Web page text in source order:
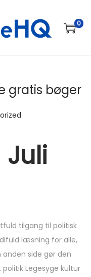
0
gratis bøger
Juli
tilgang til politisk
læsning for alle,
side gør den
Legesyge kultur